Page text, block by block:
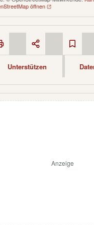
öffnen
Unterstützen
Anzeige